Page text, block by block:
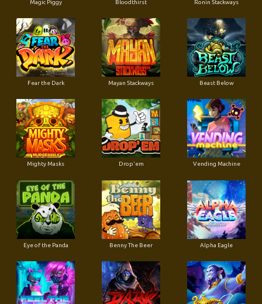
Magic Piggy Bloodthirst Ronin Stackways
Fear the Dark Mayan Stackways Beast Below
Mighty Masks Drop'em Vending Machine
Eye of the Panda Benny The Beer Alpha Eagle